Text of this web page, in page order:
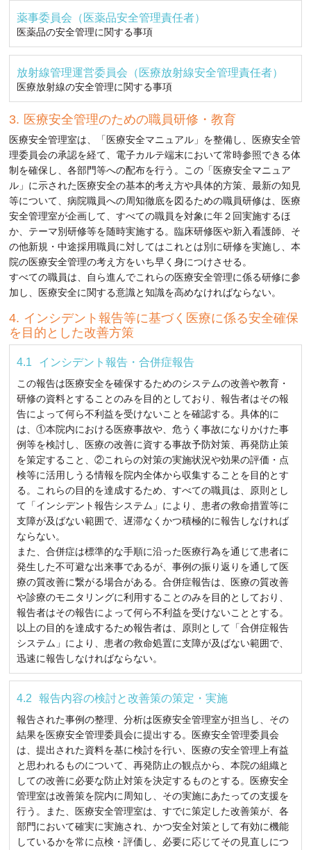
薬事委員会（医薬品安全管理責任者）
医薬品の安全管理に関する事項
放射線管理運営委員会（医療放射線安全管理責任者）
医療放射線の安全管理に関する事項
医療安全管理のための職員研修・教育
医療安全管理室は、「医療安全マニュアル」を整備し、医療安全管
理委員会の承認を経て、電子カルテ端末において常時参照できる体
制を確保し、各部門等への配布を行う。この「医療安全マニュア
ル」に示された医療安全の基本的考え方や具体的方策、最新の知見
等について、病院職員への周知徹底を図るための職員研修は、医療
安全管理室が企画して、すべての職員を対象に年２回実施するほ
か、テーマ別研修等を随時実施する。臨床研修医や新入看護師、そ
の他新規・中途採用職員に対してはこれとは別に研修を実施し、本
院の医療安全管理の考え方をいち早く身につけさせる。
すべての職員は、自ら進んでこれらの医療安全管理に係る研修に参
加し、医療安全に関する意識と知識を高めなければならない。
インシデント報告等に基づく医療に係る安全確保
を目的とした改善方策
インシデント報告・合併症報告
この報告は医療安全を確保するためのシステムの改善や教育・
研修の資料とすることのみを目的としており、報告者はその報
告によって何ら不利益を受けないことを確認する。具体的に
は、①本院内における医療事故や、危うく事故になりかけた事
例等を検討し、医療の改善に資する事故予防対策、再発防止策
を策定すること、②これらの対策の実施状況や効果の評価・点
検等に活用しうる情報を院内全体から収集することを目的とす
る。これらの目的を達成するため、すべての職員は、原則とし
て「インシデント報告システム」により、患者の救命措置等に
支障が及ばない範囲で、遅滞なくかつ積極的に報告しなければ
ならない。
また、合併症は標準的な手順に沿った医療行為を通じて患者に
発生した不可避な出来事であるが、事例の振り返りを通して医
療の質改善に繋がる場合がある。合併症報告は、医療の質改善
や診療のモニタリングに利用することのみを目的としており、
報告者はその報告によって何ら不利益を受けないこととする。
以上の目的を達成するため報告者は、原則として「合併症報告
システム」により、患者の救命処置に支障が及ばない範囲で、
迅速に報告しなければならない。
報告内容の検討と改善策の策定・実施
報告された事例の整理、分析は医療安全管理室が担当し、その
結果を医療安全管理委員会に提出する。医療安全管理委員会
は、提出された資料を基に検討を行い、医療の安全管理上有益
と思われるものについて、再発防止の観点から、本院の組織と
しての改善に必要な防止対策を決定するものとする。医療安全
管理室は改善策を院内に周知し、その実施にあたっての支援を
行う。また、医療安全管理室は、すでに策定した改善策が、各
部門において確実に実施され、かつ安全対策として有効に機能
しているかを常に点検・評価し、必要に応じてその見直しにつ